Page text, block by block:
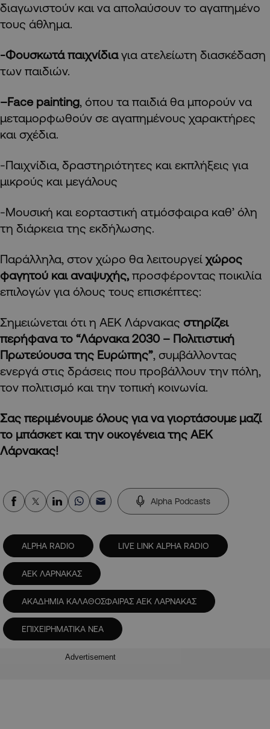
διαγωνιστούν και να απολαύσουν το αγαπημένο
τους άθλημα.
-Φουσκωτά παιχνίδιαγια ατελείωτη διασκέδαση
των παιδιών.
–Face painting, όπου τα παιδιά θα μπορούν να
μεταμορφωθούν σε αγαπημένους χαρακτήρες
και σχέδια.
-Παιχνίδια, δραστηριότητες και εκπλήξεις για
μικρούς και μεγάλους
-Μουσική και εορταστική ατμόσφαιρα καθ’ όλη
τη διάρκεια της εκδήλωσης.
Παράλληλα, στον χώρο θα λειτουργεί χώρος
φαγητού και αναψυχής, προσφέροντας ποικιλία
επιλογών για όλους τους επισκέπτες:
Σημειώνεται ότι η ΑΕΚ Λάρνακας στηρίζει
περήφανα το “Λάρνακα 2030 – Πολιτιστική
Πρωτεύουσα της Ευρώπης”, συμβάλλοντας
ενεργά στις δράσεις που προβάλλουν την πόλη,
τον πολιτισμό και την τοπική κοινωνία.
Σας περιμένουμε όλους για να γιορτάσουμε μαζί
το μπάσκετ και την οικογένεια της ΑΕΚ
Λάρνακας!
Alpha Podcasts
ALPHA RADIO LIVE LINK ALPHA RADIO
ΑΕΚ ΛΑΡΝΑΚΑΣ
ΑΚΑΔΗΜΙΑ ΚΑΛΑΘΟΣΦΑΙΡΑΣ ΑΕΚ ΛΑΡΝΑΚΑΣ
ΕΠΙΧΕΙΡΗΜΑΤΙΚΑ ΝΕΑ
Advertisement